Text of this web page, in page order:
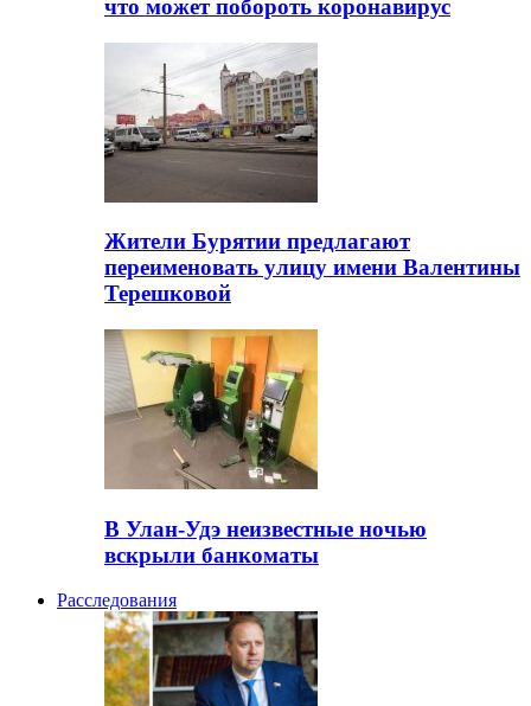
что может побороть коронавирус
Жители Бурятии предлагают
переименовать улицу имени Валентины
Терешковой
В Улан-Удэ неизвестные ночью
вскрыли банкоматы
Расследования